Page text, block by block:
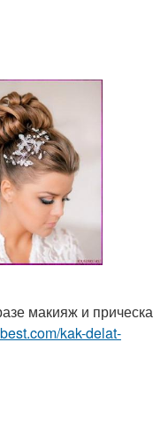
макияж и прическа
kak-delat-